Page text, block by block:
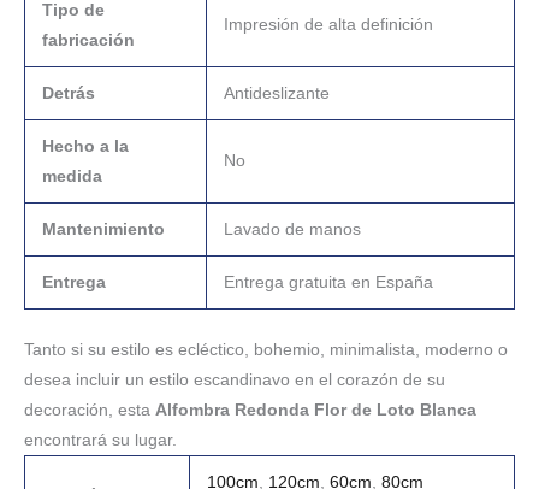
Tipo de
fabricación
Impresión de alta definición
Detrás Antideslizante
Hecho a la
medida
No
Mantenimiento Lavado de manos
Entrega Entrega gratuita en España
Tanto si su estilo es ecléctico, bohemio, minimalista, moderno o
desea incluir un estilo escandinavo en el corazón de su
decoración, esta Alfombra Redonda Flor de Loto Blanca
encontrará su lugar.
100cm 120cm 60cm 80cm